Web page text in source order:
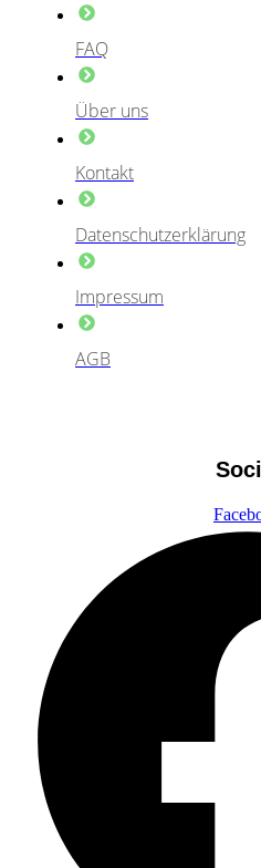
FAQ
Über uns
Kontakt
Datenschutzerklärung
Impressum
AGB